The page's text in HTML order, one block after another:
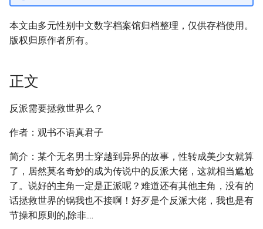
本文由多元性别中文数字档案馆归档整理，仅供存档使用。
版权归原作者所有。
正文
反派需要拯救世界么？
作者：观书不语真君子
简介：某个无名男士穿越到异界的故事，性转成美少女就算
了，居然莫名奇妙的成为传说中的反派大佬，这就相当尴尬
了。说好的主角一定是正派呢？难道还有其他主角，没有的
话拯救世界的锅我也不接啊！好歹是个反派大佬，我也是有
节操和原则的,除非....